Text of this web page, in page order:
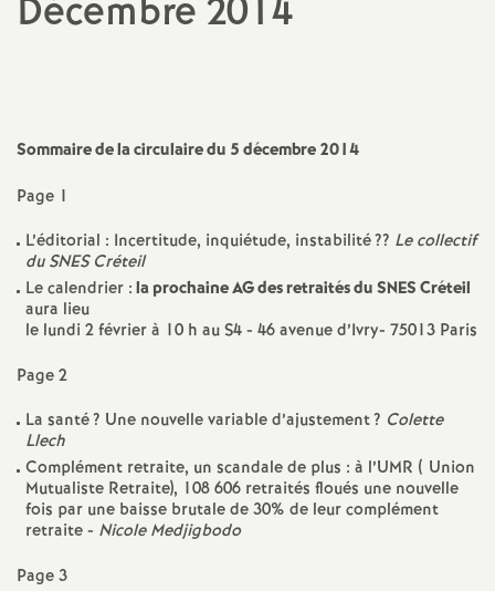
t
o
n
l
d
Décembre 2014
Sommaire de la circulaire du 5 décembre 2014
Page 1
L’éditorial : Incertitude, inquiétude, instabilité?? Le collectif
duSNESCréteil
Le calendrier :la prochaineAGdes retraités duSNESCréteil
aura lieu
le lundi 2 février à 10 h au S4 - 46 avenue d’Ivry- 75013 Paris
Page 2
La santé? Une nouvelle variable d’ajustement? Colette
Llech
Complément retraite, un scandale de plus : à l’UMR ( Union
Mutualiste Retraite), 108 606 retraités floués une nouvelle
fois par une baisse brutale de 30% de leur complément
retraite - Nicole Medjigbodo
Page 3